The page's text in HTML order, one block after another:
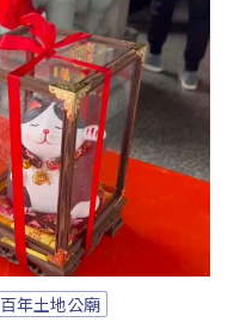
百年土地公廟